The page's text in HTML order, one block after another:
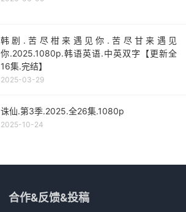
韩剧.苦尽柑来遇见你.苦尽甘来遇见
你.2025.1080p.韩语英语.中英双字【更新全
16集.完结】
2025-03-29
诛仙.第3季.2025.全26集.1080p
2025-10-24
合作&反馈&投稿